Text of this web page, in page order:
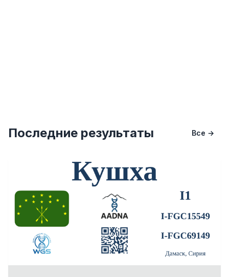
Последние результаты Все →